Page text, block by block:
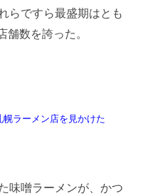
らですら最盛期はとも
数を誇った。
ラーメン店を見かけた
味噌ラーメンが、かつ